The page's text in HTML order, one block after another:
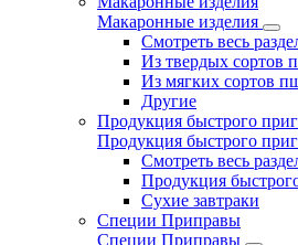
Макаронные изделия
Смотреть весь
Из твердых сортов
Из мягких сортов
Другие
Продукция быстрого
Продукция быстрого
Смотреть весь
Продукция
Сухие завтраки
Специи Приправы
Специи Приправы